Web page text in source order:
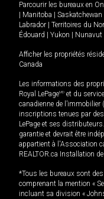
Parcourir les bureaux en
Manitoba Saskatchewan
Labrador
Territoires du
Édouard
Yukon Nunavut
Afficher les propriétés
Canada
Les informations des
Royal LePageMD et du
canadienne de
inscriptions tenues par
LePage et ses
garantie et devrait être
appartient à l'Association
REALTOR.ca Installation
*Tous les bureaux sont
comprenant la mention «
incluant sa division «